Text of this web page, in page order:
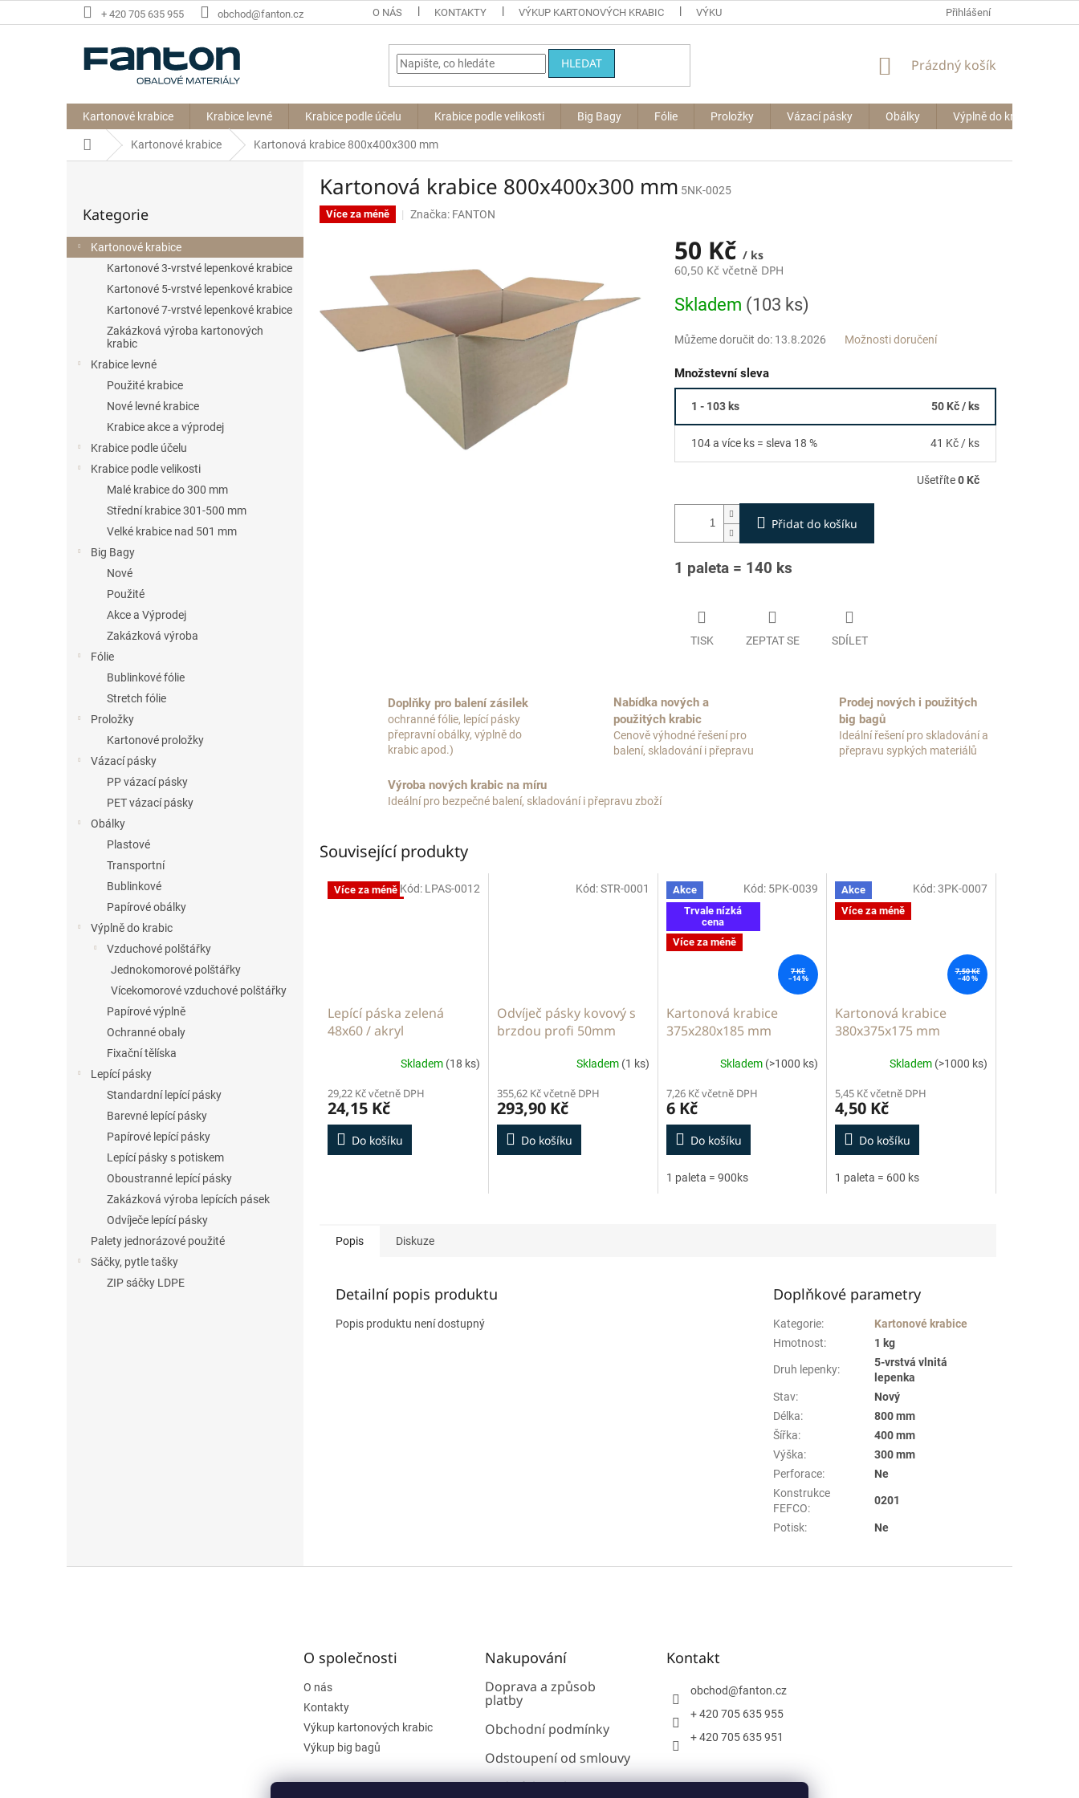
na
+ 420 705 635 955 obchod@fanton.cz O NÁS KONTAKTY VÝKUP KARTONOVÝCH KRABIC VÝKUP BIG BAGŮ Přihlášení
HLEDAT
NÁKUPNÍ
Prázdný košík
Kartonové krabice Krabice levné Krabice podle účelu Krabice podle velikosti Big Bagy Fólie Proložky Vázací pásky Obálky Výplně do krabic
Domů Kartonové krabice Kartonová krabice 800x400x300 mm
r
a
kategorie
Kategorie
Kartonové krabice
Kartonové 3-vrstvé lepenkové krabice
Kartonové 5-vrstvé lepenkové krabice
Kartonové 7-vrstvé lepenkové krabice
Zakázková výroba kartonových
krabic
Krabice levné
Použité krabice
Nové levné krabice
Krabice akce a výprodej
Krabice podle účelu
Krabice podle velikosti
Malé krabice do 300 mm
Střední krabice 301-500 mm
Velké krabice nad 501 mm
Big Bagy
Nové
Použité
Akce a Výprodej
Zakázková výroba
Fólie
Bublinkové fólie
Stretch fólie
Proložky
Kartonové proložky
Vázací pásky
PP vázací pásky
PET vázací pásky
Obálky
Plastové
Transportní
Bublinkové
Papírové obálky
Výplně do krabic
Vzduchové polštářky
Jednokomorové polštářky
Vícekomorové vzduchové polštářky
Papírové výplně
Ochranné obaly
Fixační tělíska
Lepící pásky
Standardní lepící pásky
Barevné lepící pásky
Papírové lepící pásky
Lepící pásky s potiskem
Oboustranné lepící pásky
Zakázková výroba lepících pásek
Odvíječe lepící pásky
Palety jednorázové použité
Sáčky, pytle tašky
ZIP sáčky LDPE
Kartonová krabice 800x400x300 mm 5NK-0025
Více za méně Značka: FANTON
50 Kč / ks
60,50 Kč včetně DPH
cena:
Skladem (103 ks)
Můžeme doručit do: 13.8.2026 Možnosti doručení
Množstevní sleva
1 - 103 ks 50 Kč/ ks
104 a více ks = sleva 18 % 41 Kč / ks
Ušetříte0 Kč
Přidat do košíku
1 paleta = 140 ks
TISK ZEPTAT SE SDÍLET
Doplňky pro balení zásilek
ochranné fólie, lepící pásky
přepravní obálky, výplně do
krabic apod.)
Nabídka nových a
použitých krabic
Cenově výhodné řešení pro
balení, skladování i přepravu
Prodej nových i použitých
big bagů
Ideální řešení pro skladování a
přepravu sypkých materiálů
Výroba nových krabic na míru
Ideální pro bezpečné balení, skladování i přepravu zboží
Související produkty
Více za méně
Lepící páska zelená
48x60 / akryl
Skladem (18 ks)
29,22 Kč včetně DPH
24,15 Kč
Do košíku
Kód: LPAS-0012
Odvíječ pásky kovový s
brzdou profi 50mm
Skladem (1 ks)
355,62 Kč včetně DPH
293,90 Kč
Do košíku
Kód:STR-0001
Akce
Trvale nízká
cena
Více za méně
7 Kč
–14 %
Kartonová krabice
375x280x185 mm
Skladem (>1000 ks)
7,26 Kč včetně DPH
6 Kč
Do košíku
1 paleta = 900ks
Kód: 5PK-0039
Akce
Více za méně
7,50 Kč
–40 %
Kartonová krabice
380x375x175 mm
Skladem (>1000 ks)
5,45 Kč včetně DPH
4,50 Kč
Do košíku
1 paleta = 600 ks
Kód:3PK-0007
Popis Diskuze
Detailní popis produktu
Popis produktu není dostupný
Doplňkové parametry
Kategorie:
Kartonové krabice
Hmotnost: 1 kg
Druh lepenky:
5-vrstvá vlnitá
lepenka
Stav:
Nový
Délka:
800 mm
Šířka:
400 mm
Výška:
300 mm
Perforace:
Ne
Konstrukce
FEFCO:
0201
Potisk: Ne
O společnosti
O nás
Kontakty
Výkup kartonových krabic
Výkup big bagů
Nakupování
Doprava a způsob
platby
Obchodní podmínky
Odstoupení od smlouvy
Podmínky ochrany
Kontakt
obchod@fanton.cz
+ 420 705 635 955
+ 420 705 635 951